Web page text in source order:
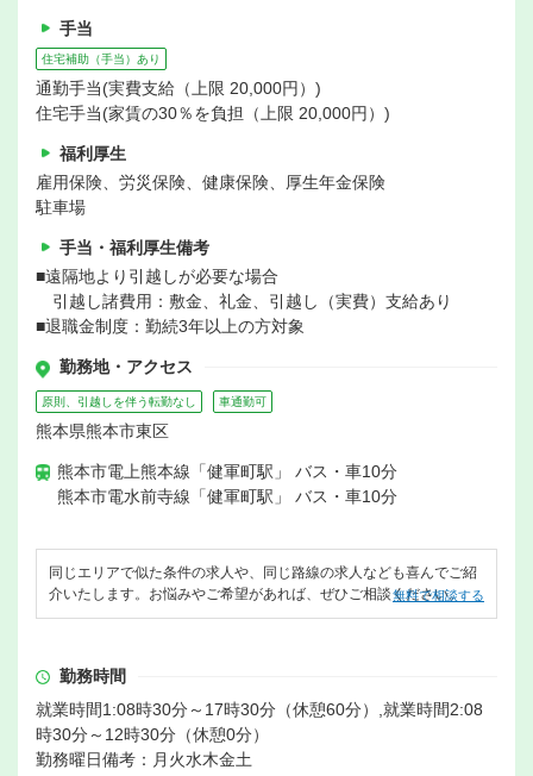
手当
住宅補助（手当）あり
通勤手当(実費支給（上限 20,000円）)
住宅手当(家賃の30％を負担（上限 20,000円）)
福利厚生
雇用保険、労災保険、健康保険、厚生年金保険
駐車場
手当・福利厚生備考
■遠隔地より引越しが必要な場合
引越し諸費用：敷金、礼金、引越し（実費）支給あり
■退職金制度：勤続3年以上の方対象
勤務地・アクセス
原則、引越しを伴う転勤なし 車通勤可
熊本県熊本市東区
熊本市電上熊本線「健軍町駅」 バス・車10分
熊本市電水前寺線「健軍町駅」 バス・車10分
同じエリアで似た条件の求人や、同じ路線の求人なども喜んでご紹
介いたします。お悩みやご希望があれば、ぜひご相談ください。
無料で相談する
勤務時間
就業時間1:08時30分～17時30分（休憩60分）,就業時間2:08
時30分～12時30分（休憩0分）
勤務曜日備考：月火水木金土